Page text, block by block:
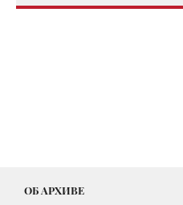
ОБ АРХИВЕ